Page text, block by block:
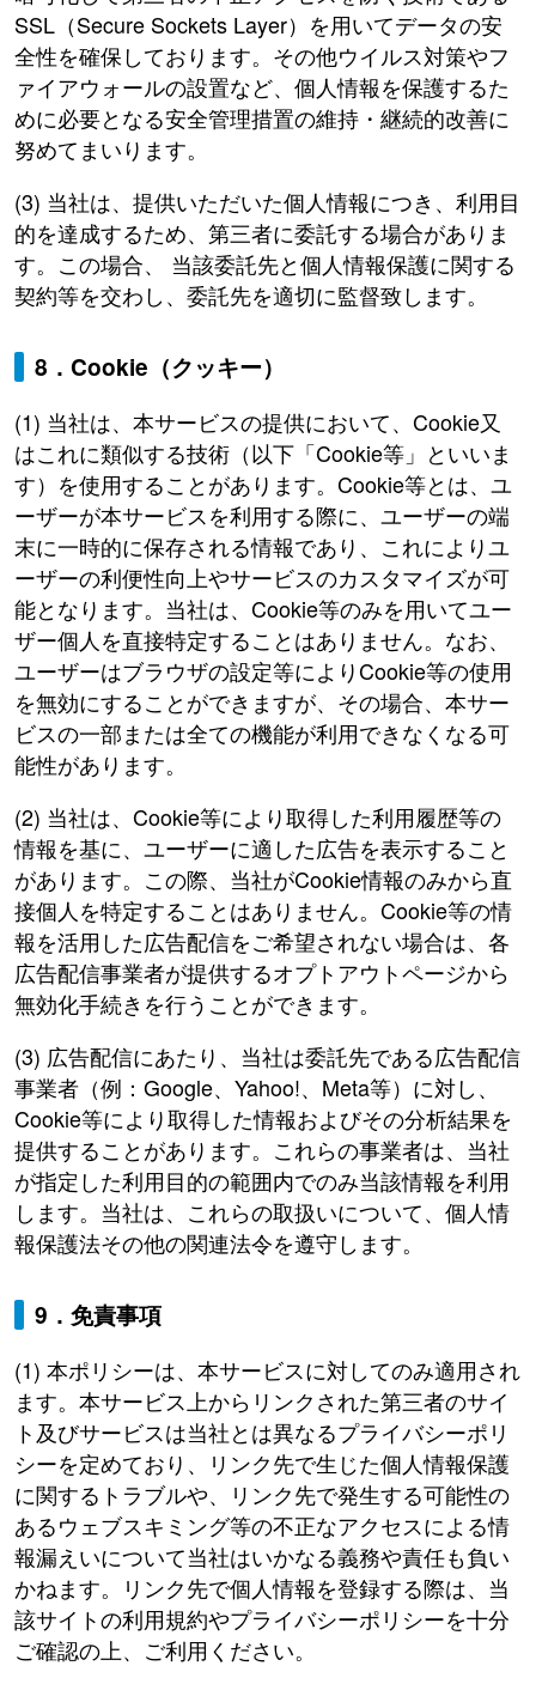
SSL（Secure Sockets Layer）を用いてデータの安
全性を確保しております。その他ウイルス対策やフ
ァイアウォールの設置など、個人情報を保護するた
めに必要となる安全管理措置の維持・継続的改善に
努めてまいります。
(3) 当社は、提供いただいた個人情報につき、利用目
的を達成するため、第三者に委託する場合がありま
す。この場合、 当該委託先と個人情報保護に関する
契約等を交わし、委託先を適切に監督致します。
8．Cookie（クッキー）
(1) 当社は、本サービスの提供において、Cookie又
はこれに類似する技術（以下「Cookie等」といいま
す）を使用することがあります。Cookie等とは、ユ
ーザーが本サービスを利用する際に、ユーザーの端
末に一時的に保存される情報であり、これによりユ
ーザーの利便性向上やサービスのカスタマイズが可
能となります。当社は、Cookie等のみを用いてユー
ザー個人を直接特定することはありません。なお、
ユーザーはブラウザの設定等によりCookie等の使用
を無効にすることができますが、その場合、本サー
ビスの一部または全ての機能が利用できなくなる可
能性があります。
(2) 当社は、Cookie等により取得した利用履歴等の
情報を基に、ユーザーに適した広告を表示すること
があります。この際、当社がCookie情報のみから直
接個人を特定することはありません。Cookie等の情
報を活用した広告配信をご希望されない場合は、各
広告配信事業者が提供するオプトアウトページから
無効化手続きを行うことができます。
(3) 広告配信にあたり、当社は委託先である広告配信
事業者（例：Google、Yahoo!、Meta等）に対し、
Cookie等により取得した情報およびその分析結果を
提供することがあります。これらの事業者は、当社
が指定した利用目的の範囲内でのみ当該情報を利用
します。当社は、これらの取扱いについて、個人情
報保護法その他の関連法令を遵守します。
9．免責事項
(1) 本ポリシーは、本サービスに対してのみ適用され
ます。本サービス上からリンクされた第三者のサイ
ト及びサービスは当社とは異なるプライバシーポリ
シーを定めており、リンク先で生じた個人情報保護
に関するトラブルや、リンク先で発生する可能性の
あるウェブスキミング等の不正なアクセスによる情
報漏えいについて当社はいかなる義務や責任も負い
かねます。リンク先で個人情報を登録する際は、当
該サイトの利用規約やプライバシーポリシーを十分
ご確認の上、ご利用ください。